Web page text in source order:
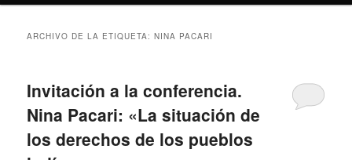
ARCHIVO DE LA ETIQUETA:NINA PACARI
Invitación a la conferencia.
Nina Pacari: «La situación de
los derechos de los pueblos